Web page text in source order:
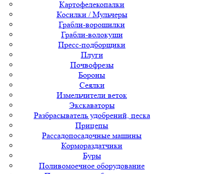
Картофелекопалки
Косилки / Мульчеры
Грабли-ворошилки
Грабли-волокуши
Пресс-подборщики
Плуги
Почвофрезы
Бороны
Сеялки
Измельчители веток
Экскаваторы
Разбрасыватель удобрений, песка
Прицепы
Рассадопосадочные машины
Кормораздатчики
Буры
Поливомоечное оборудование